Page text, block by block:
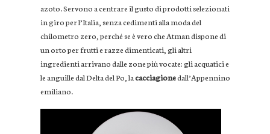
azoto. Servono a centrare il gusto di prodotti selezionati
in giro per l’Italia, senza cedimenti alla moda del
chilometro zero, perché se è vero che Atman dispone di
un orto per frutti e razze dimenticati, gli altri
ingredienti arrivano dalle zone più vocate: gli acquatici e
le anguille dal Delta del Po, lacacciagionedall’Appennino
emiliano.